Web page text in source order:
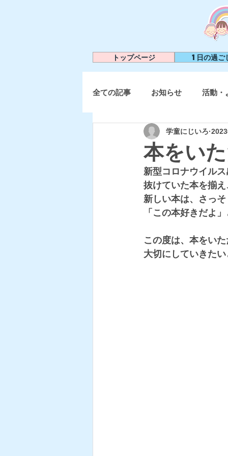
トップページ 1日の過ご
全ての記事 お知らせ 活動・
本をい
学童にじいろ
新型コロナウイル
抜けていた本を揃
新しい本は、さっ
「この本好きだよ
この度は、本をい
大切にしていきた